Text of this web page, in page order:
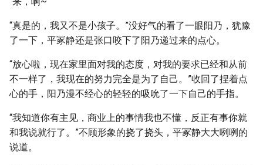
“真是的，我又不是小孩子。”没好气的看了一眼阳乃，犹豫
了一下，平冢静还是张口咬下了阳乃递过来的点心。
“放心啦，现在家里面对我的态度，对我的要求已经和从前
不一样了，我现在的努力完全是为了自己。”收回了捏着点
心的手，阳乃漫不经心的轻轻的吸吮了一下自己的手指。
“我知道你有主见，商业上的事情我也不懂，反正有事你就
和我说就行了。”不顾形象的挠了挠头，平冢静大大咧咧的
说道。